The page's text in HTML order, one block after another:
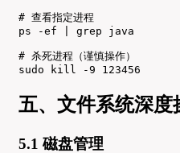
# 查看指定进程
ps -ef | grep java
# 杀死进程（谨慎操作）
sudo kill -9 123456
五、文件系统深度
5.1 磁盘管理